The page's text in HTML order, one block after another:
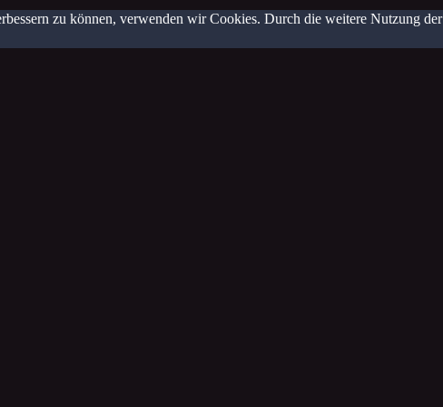
zu können, verwenden wir Cookies. Durch die weitere Nutzung